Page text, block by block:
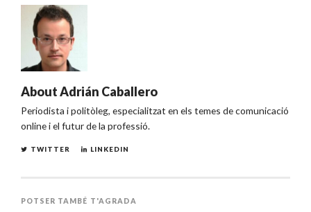
AboutAdrián Caballero
Periodista i politòleg, especialitzat en els temes de comunicació
online i el futur de la professió.
TWITTER LINKEDIN
POTSER TAMBÉ T'AGRADA